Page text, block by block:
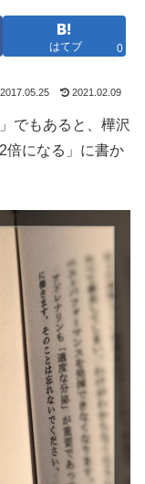
はてブ 0
2017.05.25 2021.02.09
でもあると、樺沢
倍になる」に書か